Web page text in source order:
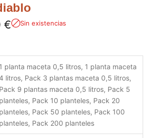
€ Sin existencias
1 planta maceta 0,5 litros, 1 planta maceta
litros, Pack 3 plantas maceta 0,5 litros,
Pack 9 plantas maceta 0,5 litros, Pack 5
planteles, Pack 10 planteles, Pack 20
planteles, Pack 50 planteles, Pack 100
planteles, Pack 200 planteles